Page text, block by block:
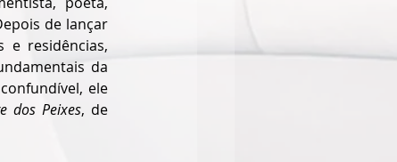
de lançar
e residências,
da
ele
dos Peixes, de